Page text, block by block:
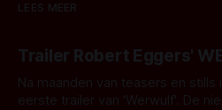
LEES MEER
Trailer Robert Eggers'
Na maanden van teasers en stills
eerste trailer van 'Werwulf'. De